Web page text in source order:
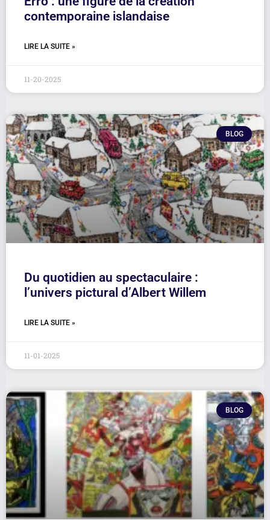
contemporaine islandaise
LIRE LA SUITE »
11-20-2025
BLOG
Du quotidien au spectaculaire :
l’univers pictural d’Albert Willem
LIRE LA SUITE »
11-01-2025
BLOG